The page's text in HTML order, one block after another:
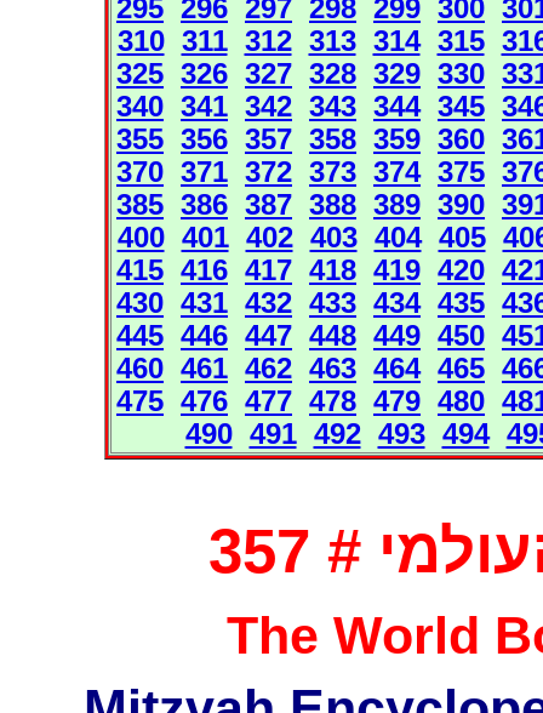
295 296 297 298 299 300
310 311 312 313 314 315
325 326 327 328 329 330
340 341 342 343 344 345
355 356 357 358 359 360
370 371 372 373 374 375
385 386 387 388 389 390
400 401 402 403 404 405
415 416 417 418 419 420
430 431 432 433 434 435
445 446 447 448 449 450
460 461 462 463 464 465
475 476 477 478 479 480
490 491 492 493 494
# 357
The World